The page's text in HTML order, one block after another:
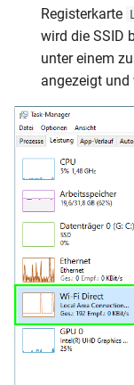
Registerkarte
wird die SSID
unter einem
angezeigt